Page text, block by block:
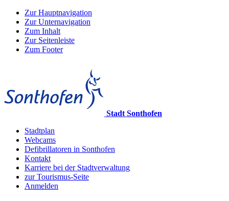
Zur Hauptnavigation
Zur Unternavigation
Zum Inhalt
Zur Seitenleiste
Zum Footer
Stadt Sonthofen
Stadtplan
Webcams
Defibrillatoren in Sonthofen
Kontakt
Karriere bei der Stadtverwaltung
zur Tourismus-Seite
Anmelden